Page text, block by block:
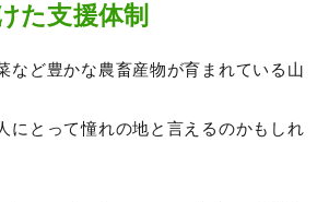
た支援体制
など豊かな農畜産物が育まれている山
にとって憧れの地と言えるのかもしれ